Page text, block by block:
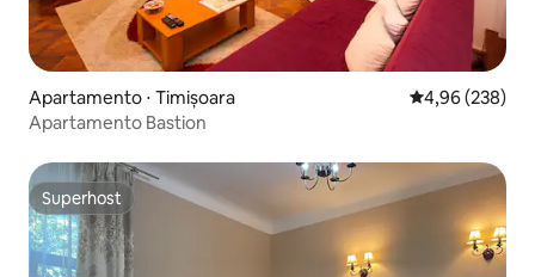
Apartamento ⋅ Timișoara 4,96 de uma
4,96 (238)
Apartamento Bastion
Superhost
Superhost